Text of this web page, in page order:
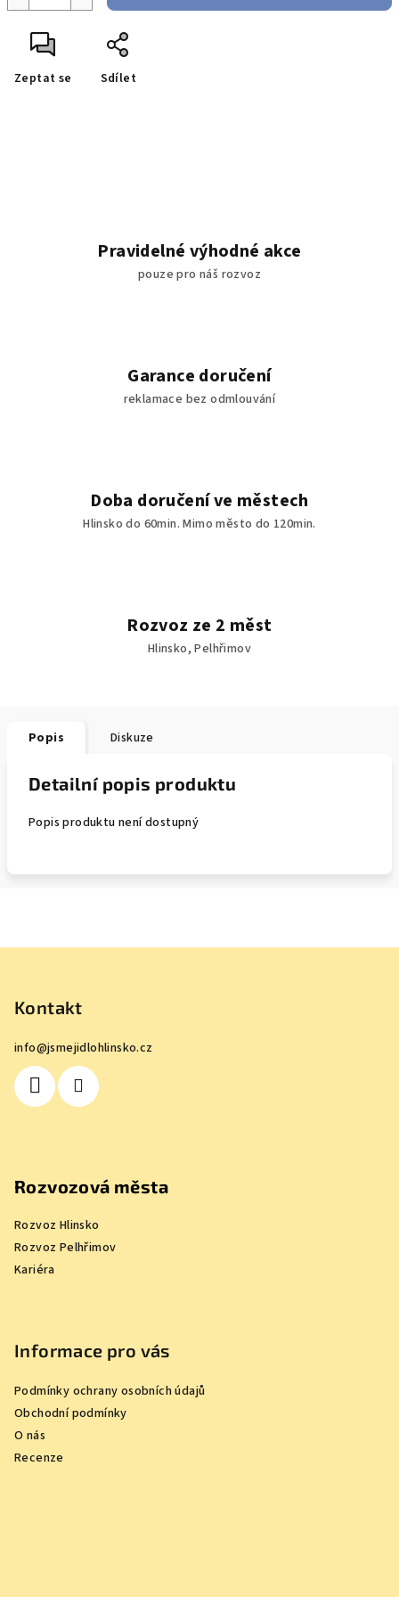
Zeptat se Sdílet
Pravidelné výhodné akce
pouze pro náš rozvoz
Garance doručení
reklamace bez odmlouvání
Doba doručení ve městech
Hlinsko do 60min. Mimo město do 120min.
Rozvoz ze 2 měst
Hlinsko, Pelhřimov
Popis Diskuze
Detailní popis produktu
Popis produktu není dostupný
Kontakt
info@jsmejidlohlinsko.cz
Rozvozová města
Rozvoz Hlinsko
Rozvoz Pelhřimov
Kariéra
Informace pro vás
Podmínky ochrany osobních údajů
Obchodní podmínky
O nás
Recenze